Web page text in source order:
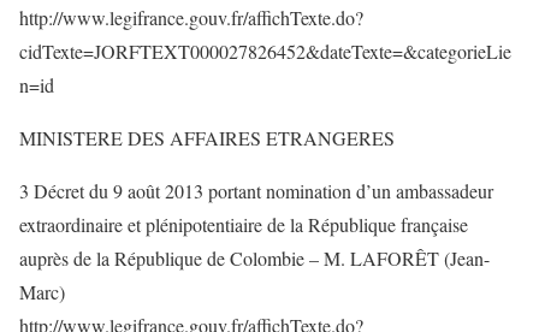
http://www.legifrance.gouv.fr/affichTexte.do?
cidTexte=JORFTEXT000027826452&dateTexte=&categorieLie
n=id
MINISTERE DES AFFAIRES ETRANGERES
3 Décret du 9 août 2013 portant nomination d’un ambassadeur
extraordinaire et plénipotentiaire de la République française
auprès de la République de Colombie – M. LAFORÊT (Jean-
Marc)
http://www.legifrance.gouv.fr/affichTexte.do?